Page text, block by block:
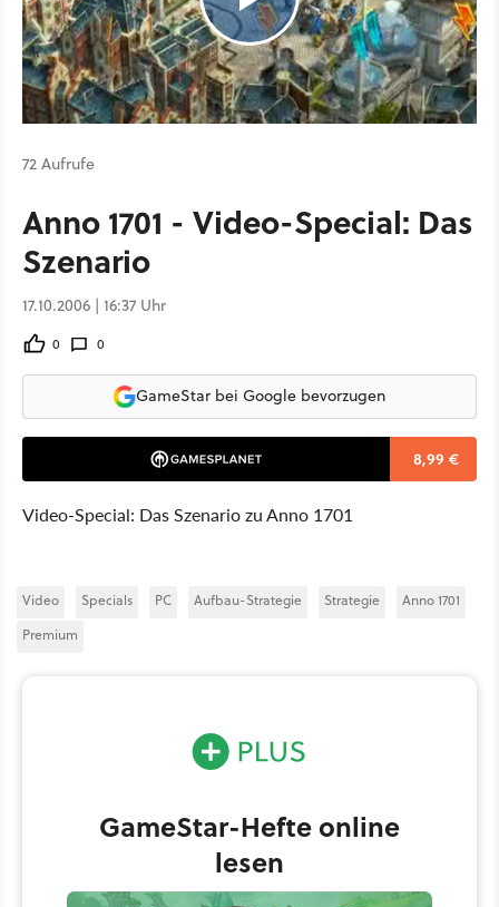
72 Aufrufe
Anno 1701 - Video-Special: Das
Szenario
17.10.2006 | 16:37 Uhr
0 0
GameStar bei Google bevorzugen
8,99 €
Video-Special: Das Szenario zu Anno 1701
Video Specials PC Aufbau-Strategie Strategie
Anno 1701
Premium
GameStar-Hefte online
lesen